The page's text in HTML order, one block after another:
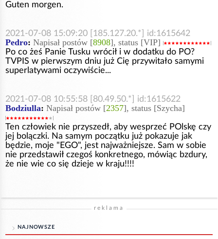
Guten morgen.
2021-07-08 15:09:20 [185.127.20.*] id:1615642
Pedro: Napisał postów [8908], status [VIP]
Po co żeś Panie Tusku wrócił i w dodatku do PO?
TVPIS w pierwszym dniu już Cię przywitało samymi
superlatywami oczywiście...
2021-07-08 10:55:58 [80.49.50.*] id:1615622
Bodziulla: Napisał postów [2357], status [Szycha]
Ten człowiek nie przyszedł, aby wesprzeć POlskę czy
jej bolączki. Na samym początku już pokazuje jak
będzie, moje "EGO", jest najważniejsze. Sam w sobie
nie przedstawił czegoś konkretnego, mówiąc bzdury,
że nie wie co się dzieje w kraju!!!!
reklama
NAJNOWSZE